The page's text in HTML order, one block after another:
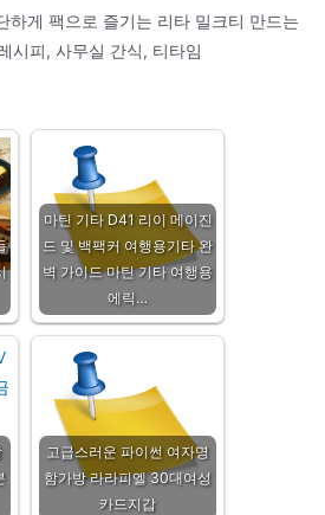
하게 팩으로 즐기는 리타 밀크티 만드는
시피, 사무실 간식, 티타임
마틴 기타 D41 리이 메이진
드 및 백팩커 여행용기타 완
벽 가이드 마틴 기타 여행용
에릭…
고급스러운 파이썬 여자명
함가방 라라피엘 30대여성
카드지갑